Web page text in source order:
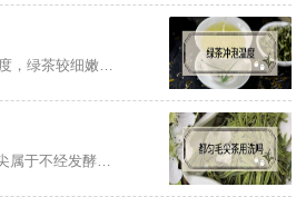
冲泡绿茶的水温是80度到85度，绿茶较细嫩，不适合用煮沸的水冲泡，如果冲泡温度过高或时间过久，多酚类物质就会被破坏，茶汤不但会变黄，其中的芳香物质也会挥发散失。
都匀毛尖茶不用洗。都匀毛尖属于不经发酵的绿茶类，其茶叶比较细嫩，第一泡茶就能快速浸出茶叶中的有效成分，如果倒掉，茶叶中的有效成分就会大量损失。而都匀毛尖茶大部分都富含锌、硒等有机成分，产茶区没有工业污染，制茶过程不落地，环境高度清洁。